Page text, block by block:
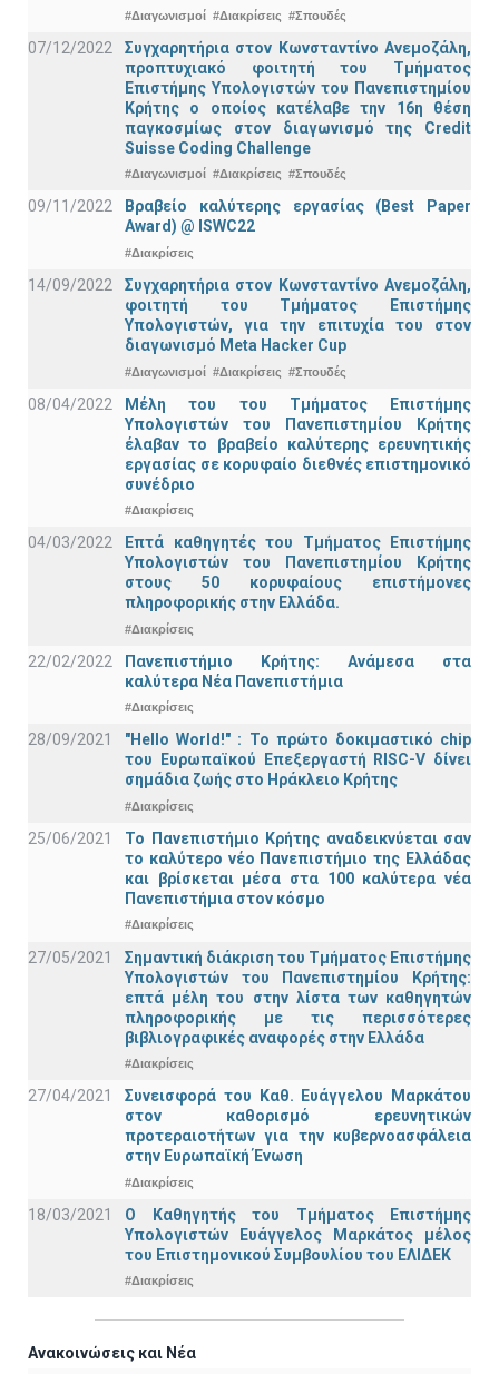
#Διαγωνισμοί #Διακρίσεις #Σπουδές
07/12/2022
Συγχαρητήρια στον Κωνσταντίνο Ανεμοζάλη,
προπτυχιακό φοιτητή του Τμήματος
Επιστήμης Υπολογιστών του Πανεπιστημίου
Κρήτης ο οποίος κατέλαβε την 16η θέση
παγκοσμίως στον διαγωνισμό της Credit
Suisse Coding Challenge
#Διαγωνισμοί #Διακρίσεις #Σπουδές
09/11/2022
Βραβείο καλύτερης εργασίας (Best Paper
Award) @ ISWC22
#Διακρίσεις
14/09/2022
Συγχαρητήρια στον Κωνσταντίνο Ανεμοζάλη,
φοιτητή του Τμήματος Επιστήμης
Υπολογιστών, για την επιτυχία του στον
διαγωνισμό Meta Hacker Cup
#Διαγωνισμοί #Διακρίσεις #Σπουδές
08/04/2022
Μέλη του του Τμήματος Επιστήμης
Υπολογιστών του Πανεπιστημίου Κρήτης
έλαβαν το βραβείο καλύτερης ερευνητικής
εργασίας σε κορυφαίο διεθνές επιστημονικό
συνέδριο
#Διακρίσεις
04/03/2022
Επτά καθηγητές του Τμήματος Επιστήμης
Υπολογιστών του Πανεπιστημίου Κρήτης
στους 50 κορυφαίους επιστήμονες
πληροφορικής στην Ελλάδα.
#Διακρίσεις
22/02/2022
Πανεπιστήμιο Κρήτης: Ανάμεσα στα
καλύτερα Νέα Πανεπιστήμια
#Διακρίσεις
28/09/2021
"Hello World!" : Το πρώτο δοκιμαστικό chip
του Ευρωπαϊκού Επεξεργαστή RISC-V δίνει
σημάδια ζωής στο Ηράκλειο Κρήτης
#Διακρίσεις
25/06/2021
Το Πανεπιστήμιο Κρήτης αναδεικνύεται σαν
το καλύτερο νέο Πανεπιστήμιο της Ελλάδας
και βρίσκεται μέσα στα 100 καλύτερα νέα
Πανεπιστήμια στον κόσμο
#Διακρίσεις
27/05/2021
Σημαντική διάκριση του Τμήματος Επιστήμης
Υπολογιστών του Πανεπιστημίου Κρήτης:
επτά μέλη του στην λίστα των καθηγητών
πληροφορικής με τις περισσότερες
βιβλιογραφικές αναφορές στην Ελλάδα
#Διακρίσεις
27/04/2021
Συνεισφορά του Καθ. Ευάγγελου Μαρκάτου
στον καθορισμό ερευνητικών
προτεραιοτήτων για την κυβερνοασφάλεια
στην Ευρωπαϊκή Ένωση
#Διακρίσεις
18/03/2021
Ο Καθηγητής του Τμήματος Επιστήμης
Υπολογιστών Ευάγγελος Μαρκάτος μέλος
του Επιστημονικού Συμβουλίου του ΕΛΙΔΕΚ
#Διακρίσεις
Ανακοινώσεις και Νέα